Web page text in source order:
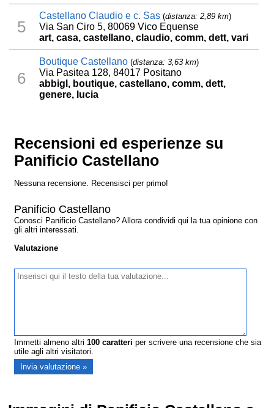
5
Castellano Claudio e c. Sas (distanza: 2,89 km)
Via San Ciro 5, 80069 Vico Equense
art, casa, castellano, claudio, comm, dett, vari
6
Boutique Castellano (distanza: 3,63 km)
Via Pasitea 128, 84017 Positano
abbigl, boutique, castellano, comm, dett,
genere, lucia
Recensioni ed esperienze su
Panificio Castellano
Nessuna recensione. Recensisci per primo!
Panificio Castellano
Conosci Panificio Castellano? Allora condividi qui la tua opinione con
gli altri interessati.
Valutazione
Immetti almeno altri100 caratteri per scrivere una recensione che sia
utile agli altri visitatori.